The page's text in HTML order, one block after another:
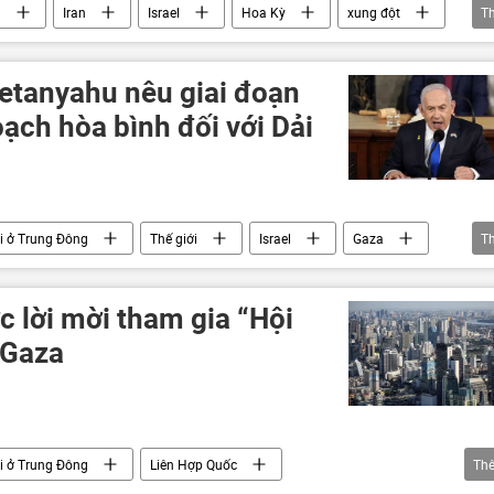
Iran Israel Hoa Kỳ
xung đột
Quân sự Trung Đông
lĩnh vực hạt nhân
nêu giai đoạn
hòa bình đối với Dải
ở Trung Đông Thế giới Israel
Gaza
Palestine con tin Quân sự
lời mời tham gia “Hội
ở Trung Đông
Liên Hợp Quốc